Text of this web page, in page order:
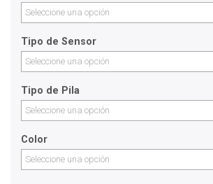
Seleccione una opción
Tipo de Sensor
Seleccione una opción
Tipo de Pila
Seleccione una opción
Color
Seleccione una opción